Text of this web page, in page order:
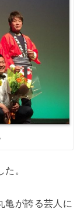
。
亀が誇る芸人に